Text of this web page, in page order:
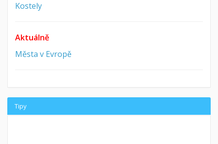
Kostely
Aktuálně
Města v Evropě
Tipy